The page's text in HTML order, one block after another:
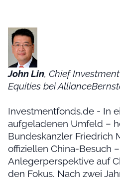
John Lin, Chief
Equities bei
Investmentfonds.de - In
aufgeladenen Umfeld –
Bundeskanzler Friedrich
offiziellen China-Besuch
Anlegerperspektive auf
den Fokus. Nach zwei